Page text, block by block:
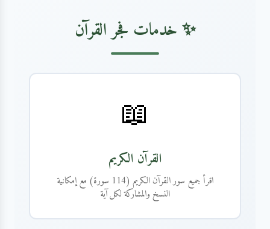
✨ خدمات فجر القرآن
📖
القرآن الكريم
اقرأ جميع سور القرآن الكريم (114 سورة) مع إمكانية
النسخ والمشاركة لكل آية